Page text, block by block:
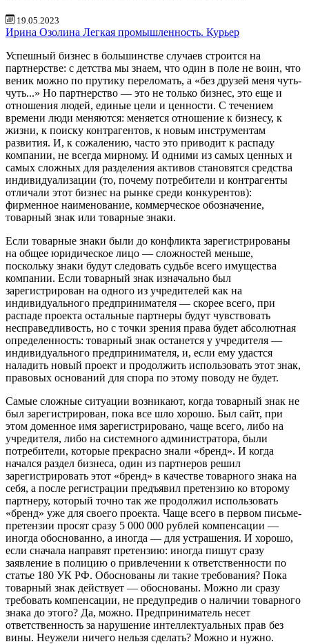
19.05.2023
Ирина Озолина Легкая промышленность. Курьер
Успешный бизнес в большинстве случаев строится на
партнерстве: с детства мы знаем, что один в поле не воин, что
веник можно по прутику переломать, а «без друзей меня чуть-
чуть...» Но партнерство — это не только бизнес, это еще и
отношения людей, единые цели и ценности. С течением
времени люди меняются: меняется отношение к бизнесу, к
жизни, к поиску контрагентов, к новым инструментам
развития. И, к сожалению, часто это приводит к распаду
компании, не всегда мирному. И одними из самых ценных и
самых сложных для разделения активов становятся средства
индивидуализации (то, почему потребители и контрагенты
отличали этот бизнес на рынке среди конкурентов):
фирменное наименование, коммерческое обозначение,
товарный знак или товарные знаки.
Если товарные знаки были до конфликта зарегистрированы
на общее юридическое лицо — сложностей меньше,
поскольку знаки будут следовать судьбе всего имущества
компании. Если товарный знак изначально был
зарегистрирован на одного из учредителей как на
индивидуального предпринимателя — скорее всего, при
распаде проекта остальные партнеры будут чувствовать
несправедливость, но с точки зрения права будет абсолютная
определенность: товарный знак останется у учредителя —
индивидуального предпринимателя, и, если ему удастся
наладить новый проект и продолжить использовать этот знак,
правовых оснований для спора по этому поводу не будет.
Самые сложные ситуации возникают, когда товарный знак не
был зарегистрирован, пока все шло хорошо. Был сайт, при
этом доменное имя зарегистрировано, чаще всего, либо на
учредителя, либо на системного администратора, были
потребители, которые прекрасно знали «бренд». И когда
начался раздел бизнеса, один из партнеров решил
зарегистрировать этот «бренд» в качестве товарного знака на
себя, а после регистрации предъявил претензию ко второму
партнеру, который точно так же продолжил использовать
«бренд» уже для своего проекта. Чаще всего в первом письме-
претензии просят сразу 5 000 000 рублей компенсации —
иногда обоснованно, а иногда — для устрашения. И хорошо,
если сначала направят претензию: иногда пишут сразу
заявление в полицию о привлечении к ответственности по
статье 180 УК РФ. Обоснованы ли такие требования? Пока
товарный знак действует — обоснованы. Можно ли сразу
требовать компенсации, не предупредив о наличии товарного
знака до этого? Да, можно. Предприниматель несет
ответственность за нарушение интеллектуальных прав без
вины. Неужели ничего нельзя сделать? Можно и нужно.